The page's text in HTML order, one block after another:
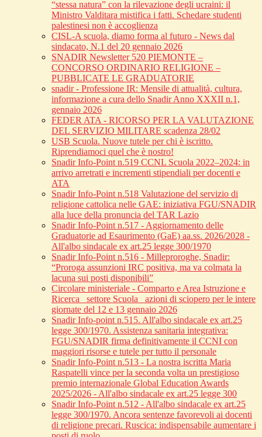
“stessa natura” con la rilevazione degli ucraini: il
Ministro Valditara mistifica i fatti. Schedare studenti
palestinesi non è accoglienza
CISL-A scuola, diamo forma al futuro - News dal
sindacato, N.1 del 20 gennaio 2026
SNADIR Newsletter 520 PIEMONTE –
CONCORSO ORDINARIO RELIGIONE –
PUBBLICATE LE GRADUATORIE
snadir - Professione IR: Mensile di attualità, cultura,
informazione a cura dello Snadir Anno XXXII n.1,
gennaio 2026
FEDER ATA - RICORSO PER LA VALUTAZIONE
DEL SERVIZIO MILITARE scadenza 28/02
USB Scuola. Nuove tutele per chi è iscritto.
Riprendiamoci quel che è nostro!
Snadir Info-Point n.519 CCNL Scuola 2022–2024: in
arrivo arretrati e incrementi stipendiali per docenti e
ATA
Snadir Info-Point n.518 Valutazione del servizio di
religione cattolica nelle GAE: iniziativa FGU/SNADIR
alla luce della pronuncia del TAR Lazio
Snadir Info-Point n.517 - Aggiornamento delle
Graduatorie ad Esaurimento (GaE) aa.ss. 2026/2028 -
All'albo sindacale ex art.25 legge 300/1970
Snadir Info-Point n.516 - Milleproroghe, Snadir:
“Proroga assunzioni IRC positiva, ma va colmata la
lacuna sui posti disponibili”
Circolare ministeriale - Comparto e Area Istruzione e
Ricerca_ settore Scuola_ azioni di sciopero per le intere
giornate del 12 e 13 gennaio 2026
Snadir Info-point n.515. All'albo sindacale ex art.25
legge 300/1970. Assistenza sanitaria integrativa:
FGU/SNADIR firma definitivamente il CCNI con
maggiori risorse e tutele per tutto il personale
Snadir Info-Point n.513 - La nostra iscritta Maria
Raspatelli vince per la seconda volta un prestigioso
premio internazionale Global Education Awards
2025/2026 - All'albo sindacale ex art.25 legge 300
Snadir Info-Point n.512 - All'albo sindacale ex art.25
legge 300/1970. Ancora sentenze favorevoli ai docenti
di religione precari. Ruscica: indispensabile aumentare i